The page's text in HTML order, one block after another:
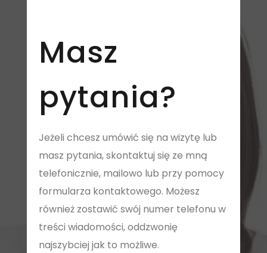
Masz
pytania?
Jeżeli chcesz umówić się na wizytę lub
masz pytania, skontaktuj się ze mną
telefonicznie, mailowo lub przy pomocy
formularza kontaktowego. Możesz
również zostawić swój numer telefonu w
treści wiadomości, oddzwonię
najszybciej jak to możliwe.